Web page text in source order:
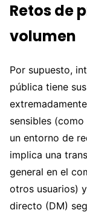
Retos de
volumen
Por supuesto,
pública tiene
sensibles
un entorno de
implica una
general en el
otros usuarios)
directo (DM)